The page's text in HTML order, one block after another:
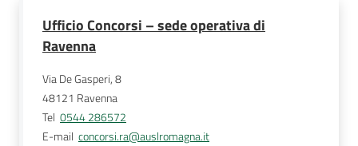
Ufficio Concorsi – sede operativa di
Ravenna
Via De Gasperi, 8
48121 Ravenna
Tel 0544 286572
E-mail concorsi.ra@auslromagna.it